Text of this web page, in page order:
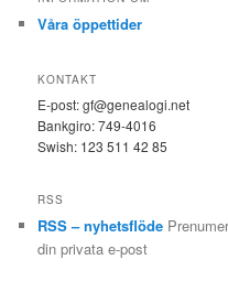
Våra öppettider
KONTAKT
E-post: gf@genealogi.net
Bankgiro: 749-4016
Swish: 123 511 42 85
RSS
RSS – nyhetsflöde
din privata e-post